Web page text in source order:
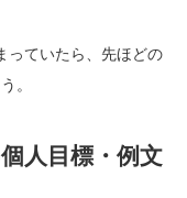
っていたら、先ほどの
。
人目標・例文